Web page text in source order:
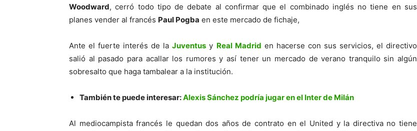
Woodward, cerró todo tipo de debate al confirmar que el combinado inglés no tiene en sus
planes vender al francés Paul Pogba en este mercado de fichaje,
Ante el fuerte interés de laJuventus y Real Madrid en hacerse con sus servicios, el directivo
salió al pasado para acallar los rumores y así tener un mercado de verano tranquilo sin algún
sobresalto que haga tambalear a la institución.
También te puede interesar:Alexis Sánchez podría jugar en el Inter de Milán
Al mediocampista francés le quedan dos años de contrato en el United y la directiva no tiene